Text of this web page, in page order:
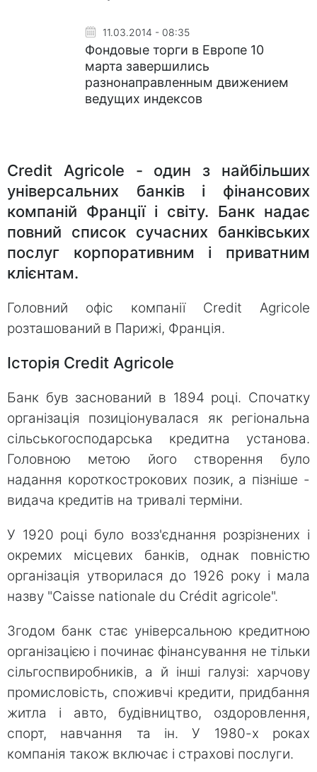
11.03.2014 - 08:35
Фондовые торги в Европе 10
марта завершились
разнонаправленным движением
ведущих индексов
Credit Agricole - один з найбільших
універсальних банків і фінансових
компаній Франції і світу. Банк надає
повний список сучасних банківських
послуг корпоративним і приватним
клієнтам.
Головний офіс компанії Credit Agricole
розташований в Парижі, Франція.
Історія Credit Agricole
Банк був заснований в 1894 році. Спочатку
організація позиціонувалася як регіональна
сільськогосподарська кредитна установа.
Головною метою його створення було
надання короткострокових позик, а пізніше -
видача кредитів на тривалі терміни.
У 1920 році було возз'єднання розрізнених і
окремих місцевих банків, однак повністю
організація утворилася до 1926 року і мала
назву "Caisse nationale du Crédit agricole".
Згодом банк стає універсальною кредитною
організацією і починає фінансування не тільки
сільгоспвиробників, а й інші галузі: харчову
промисловість, споживчі кредити, придбання
житла і авто, будівництво, оздоровлення,
спорт, навчання та ін. У 1980-х роках
компанія також включає і страхові послуги.